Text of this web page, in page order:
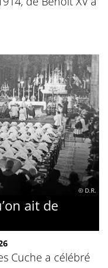
© D.R.
ait de
Cuche a célébré